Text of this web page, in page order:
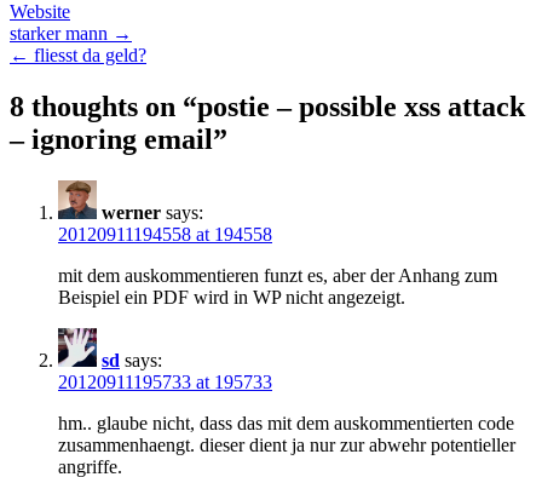
Website
Post
navigation
starker mann →
← fliesst da geld?
8 thoughts on “postie – possible xss attack
– ignoring email”
werner says:
20120911194558 at 194558
mit dem auskommentieren funzt es, aber der Anhang zum
Beispiel ein PDF wird in WP nicht angezeigt.
sd says:
20120911195733 at 195733
hm.. glaube nicht, dass das mit dem auskommentierten code
zusammenhaengt. dieser dient ja nur zur abwehr potentieller
angriffe.